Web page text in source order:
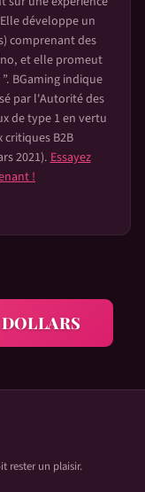
développe un
comprenant des
et elle promeut
BGaming indique
par l'Autorité des
de type 1 en vertu
B2B
2021).Essayez
!
rester un plaisir.